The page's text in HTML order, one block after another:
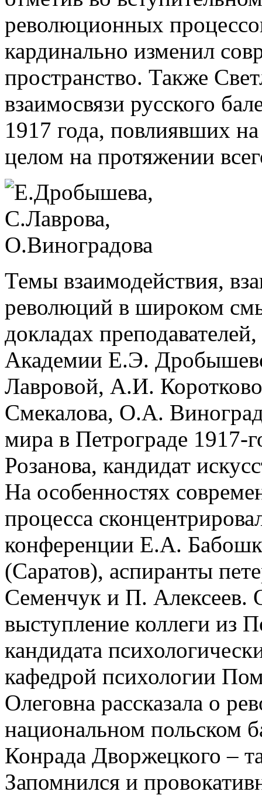
революционных
кардинально изменил
пространство. Также
взаимосвязи русского
1917 года, повлиявших на
целом на протяжении
Темы взаимодействия,
революций в широком
докладах
Академии Е.Э.
Лавровой, А.И.
Смекалова, О.А.
мира в Петрограде 1917-
Розанова, кандидат
На особенностях
процесса
конференции Е.А.
(Саратов), аспиранты
Семенчук и П. Алексеев.
выступление коллеги
кандидата
кафедрой психологии
Олеговна рассказала о
национальном польском
Конрада Дворжецкого –
Запомнился и